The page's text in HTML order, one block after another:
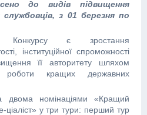
до видів підвищення
службовців, з 01 березня по
Конкурсу є зростання
інституційної спроможності
її авторитету шляхом
роботи кращих державних
двома номінаціями «Кращий
ціаліст» у три тури: перший тур